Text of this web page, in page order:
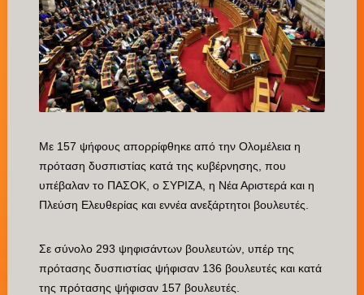
Με 157 ψήφους απορρίφθηκε από την Ολομέλεια η
πρόταση δυσπιστίας κατά της κυβέρνησης, που
υπέβαλαν το ΠΑΣΟΚ, ο ΣΥΡΙΖΑ, η Νέα Αριστερά και η
Πλεύση Ελευθερίας και εννέα ανεξάρτητοι βουλευτές.
Σε σύνολο 293 ψηφισάντων βουλευτών, υπέρ της
πρότασης δυσπιστίας ψήφισαν 136 βουλευτές και κατά
της πρότασης ψήφισαν 157 βουλευτές.